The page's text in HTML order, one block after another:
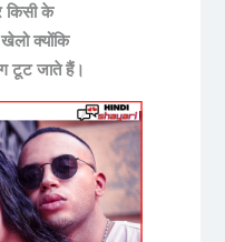
किसी के
क्योंकि
टूट जाते हैं।